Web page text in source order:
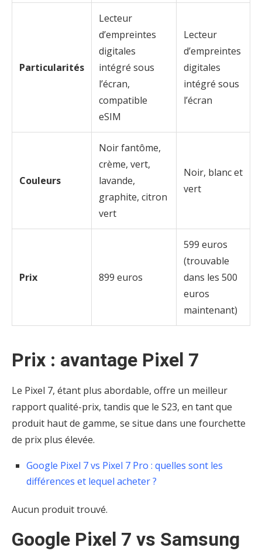
Particularités
Lecteur
d’empreintes
digitales
intégré sous
l’écran,
compatible
eSIM
Lecteur
d’empreintes
digitales
intégré sous
l’écran
Couleurs
Noir fantôme,
crème, vert,
lavande,
graphite, citron
vert
Noir, blanc et
vert
Prix 899 euros
599 euros
(trouvable
dans les 500
euros
maintenant)
Prix : avantage Pixel 7
Le Pixel 7, étant plus abordable, offre un meilleur
rapport qualité-prix, tandis que le S23, en tant que
produit haut de gamme, se situe dans une fourchette
de prix plus élevée.
Google Pixel 7 vs Pixel 7 Pro : quelles sont les
différences et lequel acheter ?
Aucun produit trouvé.
Google Pixel 7 vs Samsung